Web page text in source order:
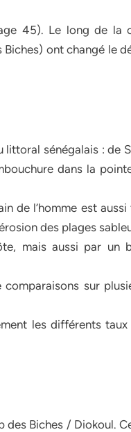
45). Le long de la
Biches) ont changé le
littoral sénégalais : de
dans la
de l’homme est aussi
des plages
mais aussi par un
sur
les différents taux
des Biches / Diokoul.